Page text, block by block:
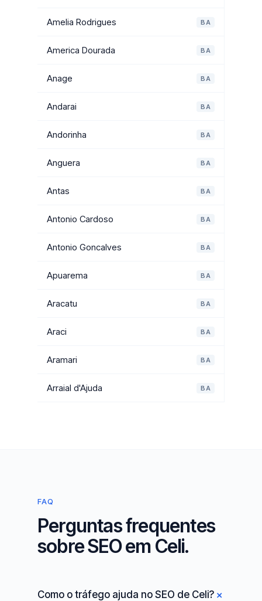
Amelia Rodrigues BA
America Dourada BA
Anage BA
Andarai BA
Andorinha BA
Anguera BA
Antas BA
Antonio Cardoso BA
Antonio Goncalves BA
Apuarema BA
Aracatu BA
Araci BA
Aramari BA
Arraial d'Ajuda BA
FAQ
Perguntas frequentes
sobre SEO em Celi.
Como o tráfego ajuda no SEO de Celi?